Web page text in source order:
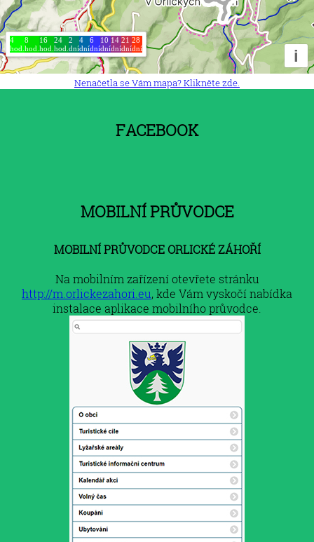
Nenačetla se Vám mapa? Klikněte zde.
Facebook
Mobilní průvodce
MOBILNÍ PRŮVODCE ORLICKÉ ZÁHOŘÍ
Na mobilním zařízení otevřete stránku
http://m.orlickezahori.eu, kde Vám vyskočí nabídka
instalace aplikace mobilního průvodce.